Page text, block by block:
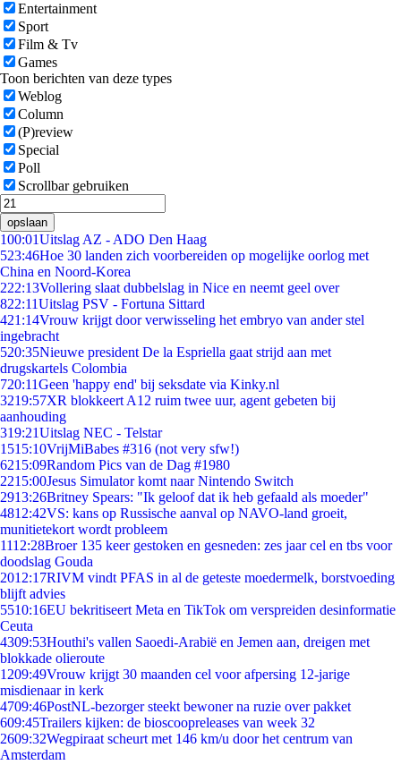
Entertainment
Sport
Film & Tv
Games
Toon berichten van deze types
Weblog
Column
(P)review
Special
Poll
Scrollbar gebruiken
opslaan
100:01Uitslag AZ - ADO Den Haag
523:46Hoe 30 landen zich voorbereiden op mogelijke oorlog met
China en Noord-Korea
222:13Vollering slaat dubbelslag in Nice en neemt geel over
822:11Uitslag PSV - Fortuna Sittard
421:14Vrouw krijgt door verwisseling het embryo van ander stel
ingebracht
520:35Nieuwe president De la Espriella gaat strijd aan met
drugskartels Colombia
720:11Geen 'happy end' bij seksdate via Kinky.nl
3219:57XR blokkeert A12 ruim twee uur, agent gebeten bij
aanhouding
319:21Uitslag NEC - Telstar
1515:10VrijMiBabes #316 (not very sfw!)
6215:09Random Pics van de Dag #1980
2215:00Jesus Simulator komt naar Nintendo Switch
2913:26Britney Spears: "Ik geloof dat ik heb gefaald als moeder"
4812:42VS: kans op Russische aanval op NAVO-land groeit,
munitietekort wordt probleem
1112:28Broer 135 keer gestoken en gesneden: zes jaar cel en tbs voor
doodslag Gouda
2012:17RIVM vindt PFAS in al de geteste moedermelk, borstvoeding
blijft advies
5510:16EU bekritiseert Meta en TikTok om verspreiden desinformatie
Ceuta
4309:53Houthi's vallen Saoedi-Arabië en Jemen aan, dreigen met
blokkade olieroute
1209:49Vrouw krijgt 30 maanden cel voor afpersing 12-jarige
misdienaar in kerk
4709:46PostNL-bezorger steekt bewoner na ruzie over pakket
609:45Trailers kijken: de bioscoopreleases van week 32
2609:32Wegpiraat scheurt met 146 km/u door het centrum van
Amsterdam